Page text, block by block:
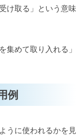
け取る」という意味
集めて取り入れる」
例
うに使われるかを見